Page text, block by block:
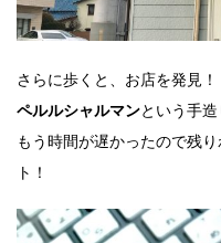
さらに歩くと、お店を発見！
ペルルシャルマンという手
もう時間が遅かったので残
ト！